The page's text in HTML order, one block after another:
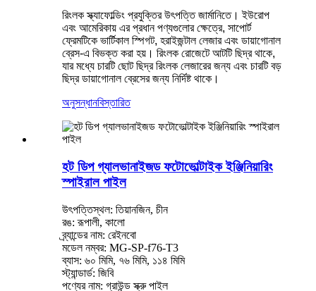
রিংলক স্ক্যাফোল্ডিং প্রযুক্তির উৎপত্তি জার্মানিতে। ইউরোপ
এবং আমেরিকায় এর প্রধান পণ্যগুলোর ক্ষেত্রে, সাপোর্ট
ফ্রেমটিকে ভার্টিকাল স্পিগট, হরাইজন্টাল লেজার এবং ডায়াগোনাল
ব্রেস-এ বিভক্ত করা হয়। রিংলক রোজেটে আটটি ছিদ্র থাকে,
যার মধ্যে চারটি ছোট ছিদ্র রিংলক লেজারের জন্য এবং চারটি বড়
ছিদ্র ডায়াগোনাল ব্রেসের জন্য নির্দিষ্ট থাকে।
অনুসন্ধানবিস্তারিত
হট ডিপ গ্যালভানাইজড ফটোভোল্টাইক ইঞ্জিনিয়ারিং
স্পাইরাল পাইল
উৎপত্তিস্থল: তিয়ানজিন, চীন
রঙ: রূপালী, কালো
ব্র্যান্ডের নাম: রেইনবো
মডেল নম্বর: MG-SP-f76-T3
ব্যাস: ৬০ মিমি, ৭৬ মিমি, ১১৪ মিমি
স্ট্যান্ডার্ড: জিবি
পণ্যের নাম: গ্রাউন্ড স্ক্রু পাইল